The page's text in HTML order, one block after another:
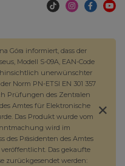
Góra informiert, dass der
Modell S-09A, EAN-Code
hinsichtlich unerwünschter
Norm PN-ETSI EN 301 357
Prüfungen des Zentralen
Amtes für Elektronische
Das Produkt wurde vom
wird im
des Präsidenten des Amtes
Das gekaufte
zurückgesendet werden: